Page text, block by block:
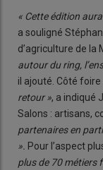
« Cette édition
a souligné
d’agriculture de la
autour du ring,
il ajouté. Côté foire
retour », a indiqué
Salons : artisans,
partenaires en
». Pour l’aspect
plus de 70 métiers